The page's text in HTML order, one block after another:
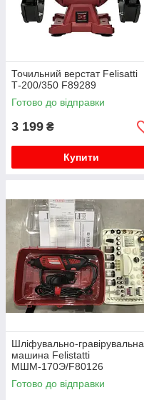
Точильний верстат Felisatti
Т-200/350 F89289
Готово до відправки
3 199 ₴
Купити
Шліфувально-гравірувальна
машина Felistatti
МШМ-170Э/F80126
Готово до відправки